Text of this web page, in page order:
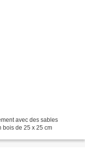
avec des sables
bois de 25 x 25 cm